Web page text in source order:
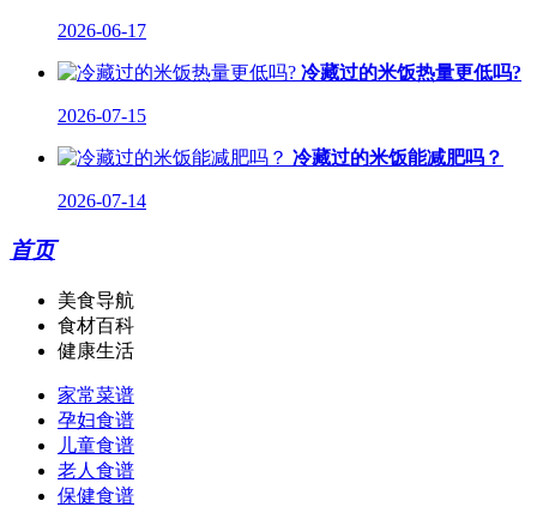
2026-06-17
冷藏过的米饭热量更低吗?
2026-07-15
冷藏过的米饭能减肥吗？
2026-07-14
首页
美食导航
食材百科
健康生活
家常菜谱
孕妇食谱
儿童食谱
老人食谱
保健食谱